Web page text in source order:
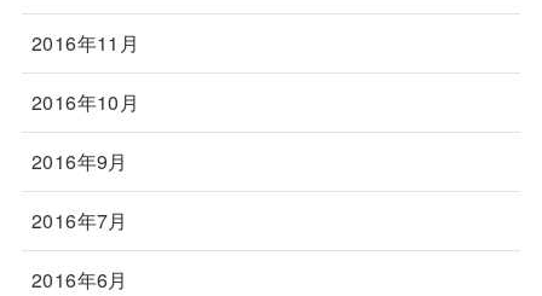
2016年11月
2016年10月
2016年9月
2016年7月
2016年6月